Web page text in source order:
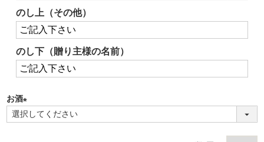
須)
のし上（その他）
のし下（贈り主様の名前）
お酒
(必